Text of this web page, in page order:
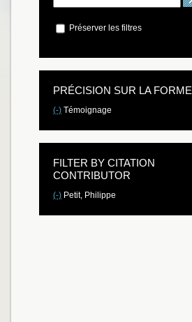
Préserver les filtres
PRÉCISION SUR LA FORME
(-) Témoignage
FILTER BY CITATION
CONTRIBUTOR
(-) Petit, Philippe